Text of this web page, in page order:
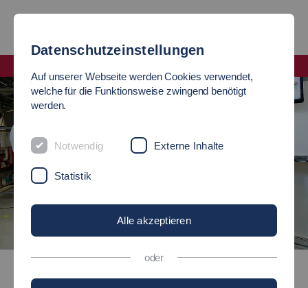
©
Ingenieurpädagogik Versorgungstechnik-Maschinenbau (B. Sc.)
Datenschutzeinstellungen
Auf unserer Webseite werden Cookies verwendet,
welche für die Funktionsweise zwingend benötigt
werden.
Notwendig Externe Inhalte
Statistik
Alle akzeptieren
oder